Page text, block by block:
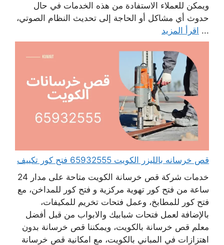
ويمكن للعملاء الاستفادة من هذه الخدمات في حال
حدوث أي مشاكل أو الحاجة إلى تحديث النظام الصوتي،
... اقرأ المزيد
قص خرسانه بالليزر الكويت 65932555 فتح كور تكييف
خدمات شركة قص خرسانة الكويت متاحة على مدار 24
ساعة من فتح كور تهوية مركزية و فتح كور للمداخن، مع
فتح كور للمطابخ، وعمل فتحات تخريم للمكيفات،
بالإضافة لعمل فتحات شبابيك والابواب من قبل أفضل
معلم قص خرسانة بالكويت، ويمكننا قص خرسانة بدون
اهتزازات في المباني بالكويت، مع امكانية قص خرسانة